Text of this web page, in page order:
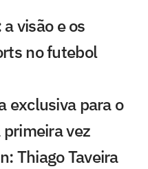
visão e os
no futebol
exclusiva para o
vez
Thiago Taveira